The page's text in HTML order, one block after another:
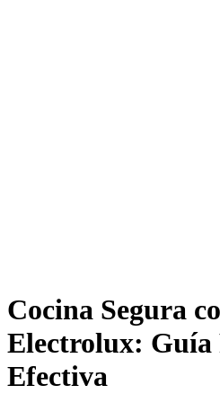
Cocina Segura
Electrolux: Guía
Efectiva